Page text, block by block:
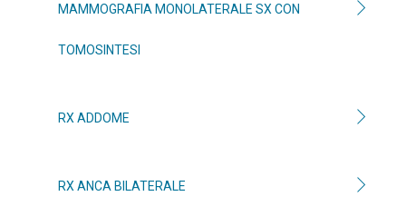
MAMMOGRAFIA MONOLATERALE SX CON
TOMOSINTESI
RX ADDOME
RX ANCA BILATERALE